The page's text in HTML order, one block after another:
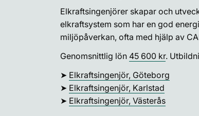
Elkraftsingenjörer skapar och
elkraftsystem som har en god
miljöpåverkan, ofta med hjälp av
Genomsnittlig lön 45 600 kr.
➤ Elkraftsingenjör, Göteborg
➤ Elkraftsingenjör, Karlstad
➤ Elkraftsingenjör, Västerås